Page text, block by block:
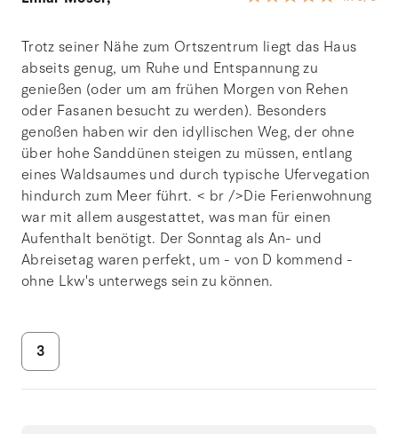
Trotz seiner Nähe zum Ortszentrum liegt das Haus
abseits genug, um Ruhe und Entspannung zu
genießen (oder um am frühen Morgen von Rehen
oder Fasanen besucht zu werden). Besonders
genoßen haben wir den idyllischen Weg, der ohne
über hohe Sanddünen steigen zu müssen, entlang
eines Waldsaumes und durch typische Ufervegation
hindurch zum Meer führt. < br />Die Ferienwohnung
war mit allem ausgestattet, was man für einen
Aufenthalt benötigt. Der Sonntag als An- und
Abreisetag waren perfekt, um - von D kommend -
ohne Lkw's unterwegs sein zu können.
3